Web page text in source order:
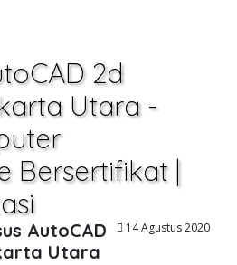
2d
Utara -
Bersertifikat |
14 Agustus 2020
AutoCAD
Utara